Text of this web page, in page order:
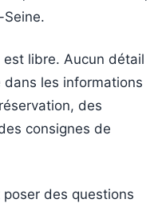
Seine.
est libre. Aucun détail
dans les informations
des
consignes de
des questions